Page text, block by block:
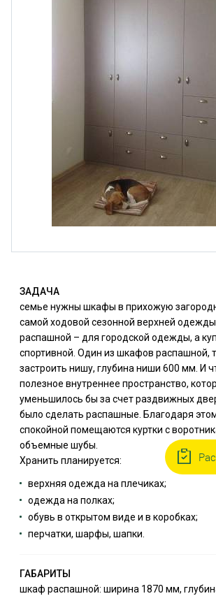
ЗАДАЧА
семье нужны шкафы в прихожую
самой ходовой сезонной верхней
распашной – для городской одежды, а
спортивной. Один из шкафов распашной,
застроить нишу, глубина ниши 600 мм. И
полезное внутреннее пространство,
уменьшилось бы за счет раздвижных
было сделать распашные. Благодаря
спокойной помещаются куртки с
объемные шубы.
Хранить планируется:
верхняя одежда на плечиках;
одежда на полках;
обувь в открытом виде и в коробках;
перчатки, шарфы, шапки.
ГАБАРИТЫ
шкаф распашной: ширина 1870 мм,